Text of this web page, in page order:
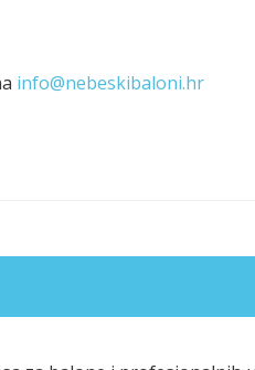
info@nebeskibaloni.hr